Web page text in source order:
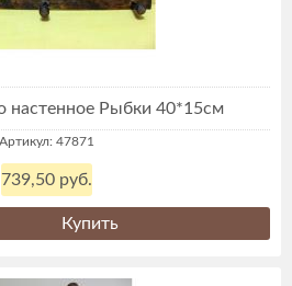
настенное Рыбки 40*15см
Артикул: 47871
739,50 руб.
Купить